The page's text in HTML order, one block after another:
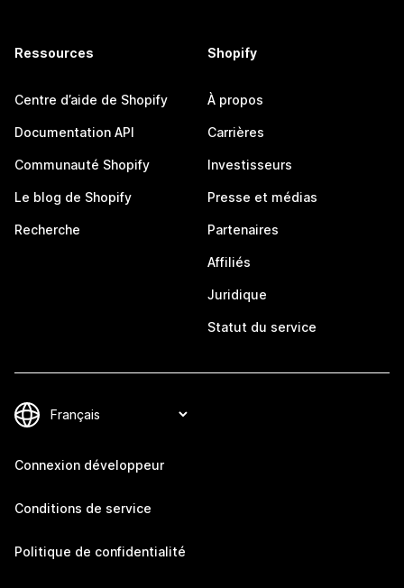
Ressources
Centre d’aide de Shopify
Documentation API
Communauté Shopify
Le blog de Shopify
Recherche
Shopify
À propos
Carrières
Investisseurs
Presse et médias
Partenaires
Affiliés
Juridique
Statut du service
Connexion développeur
Conditions de service
Politique de confidentialité